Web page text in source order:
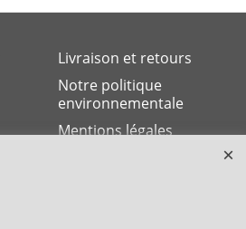
Livraison et retours
Notre politique
environnementale
Mentions légales